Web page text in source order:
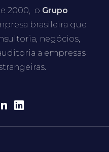
2000, o Grupo
brasileira que
negócios,
a empresas